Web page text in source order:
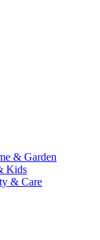
& Garden
Kids
& Care